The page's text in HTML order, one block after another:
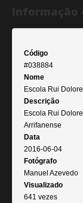
Código
#038884
Nome
Escola Rui
Descrição
Escola Rui
Arrifanense
Data
2016-06-04
Fotógrafo
Manuel Azevedo
Visualizado
641 vezes